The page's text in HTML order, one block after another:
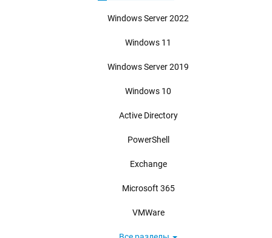
Windows Server 2022
Windows 11
Windows Server 2019
Windows 10
Active Directory
PowerShell
Exchange
Microsoft 365
VMWare